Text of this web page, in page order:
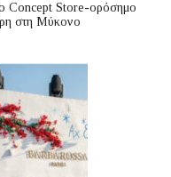
Concept Store-ορόσημο
στη Μύκονο